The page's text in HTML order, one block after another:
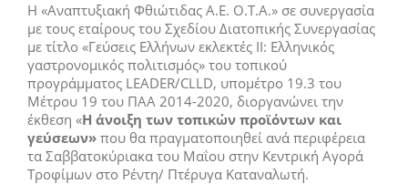
Η «Αναπτυξιακή Φθιώτιδας Α.Ε. Ο.Τ.Α.» σε συνεργασία
με τους εταίρους του Σχεδίου Διατοπικής Συνεργασίας
με τίτλο «Γεύσεις Ελλήνων εκλεκτές ΙΙ: Ελληνικός
γαστρονομικός πολιτισμός» του τοπικού
προγράμματος LEADER/CLLD, υπομέτρο 19.3 του
Μέτρου 19 του ΠΑΑ 2014-2020, διοργανώνει την
έκθεση «Η άνοιξη των τοπικών προϊόντων και
γεύσεων» που θα πραγματοποιηθεί ανά περιφέρεια
τα Σαββατοκύριακα του Μαΐου στην Κεντρική Αγορά
Τροφίμων στο Ρέντη/ Πτέρυγα Καταναλωτή.